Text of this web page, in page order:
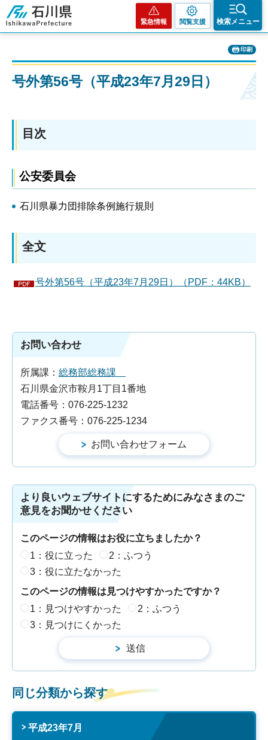
石川県
緊急情報 閲覧支援 検索メニュー
印刷
号外第56号（平成23年7月29日）
目次
公安委員会
石川県暴力団排除条例施行規則
全文
号外第56号（平成23年7月29日）（PDF：44KB）
お問い合わせ
所属課： 総務部総務課
石川県金沢市鞍月1丁目1番地
電話番号：076-225-1232
ファクス番号：076-225-1234
より良いウェブサイトにするためにみなさまのご
意見をお聞かせください
このページの情報はお役に立ちましたか？
1：役に立った
2：ふつう
3：役に立たなかった
このページの情報は見つけやすかったですか？
1：見つけやすかった
2：ふつう
3：見つけにくかった
同じ分類から探す
平成23年7月